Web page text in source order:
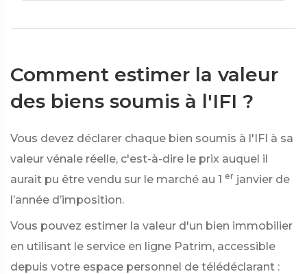
Comment estimer la valeur
des biens soumis à l'IFI ?
Vous devez déclarer chaque bien soumis à l'IFI à sa
valeur vénale réelle, c'est-à-dire le prix auquel il
aurait pu être vendu sur le marché au 1 er janvier de
l’année d’imposition.
Vous pouvez estimer la valeur d'un bien immobilier
en utilisant le service en ligne Patrim, accessible
depuis votre espace personnel de télédéclarant :